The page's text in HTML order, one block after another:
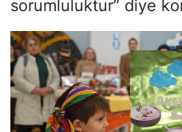
sorumluluktur” diye